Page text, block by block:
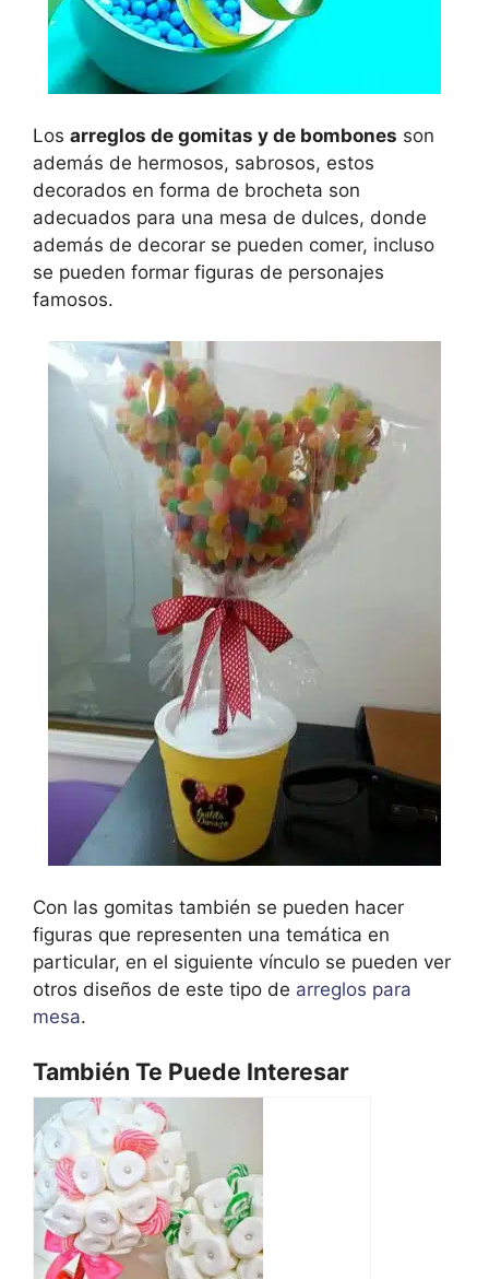
Los arreglos de gomitas y de bombones son
además de hermosos, sabrosos, estos
decorados en forma de brocheta son
adecuados para una mesa de dulces, donde
además de decorar se pueden comer, incluso
se pueden formar figuras de personajes
famosos.
Con las gomitas también se pueden hacer
figuras que representen una temática en
particular, en el siguiente vínculo se pueden ver
otros diseños de este tipo de arreglos para
mesa.
También Te Puede Interesar